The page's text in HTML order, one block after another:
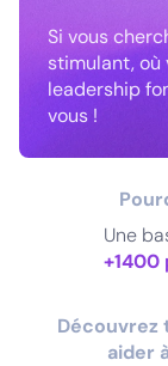
Si vous
stimulant,
leadership
vous !
Une
+1400
Découvrez
aider